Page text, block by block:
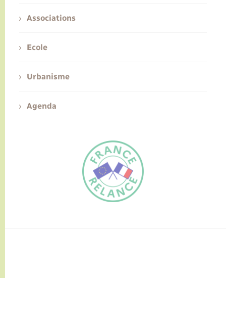
FR
Associations
Ecole
Urbanisme
Agenda